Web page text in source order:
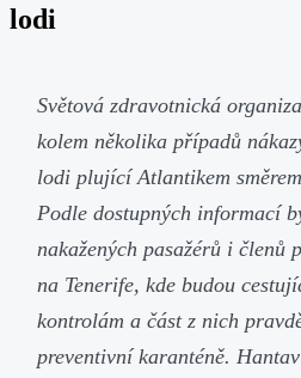
lodi
Světová zdravotnická
kolem několika případů
lodi plující Atlantikem
Podle dostupných informací
nakažených pasažérů i členů
na Tenerife, kde budou
kontrolám a část z nich
preventivní karanténě.